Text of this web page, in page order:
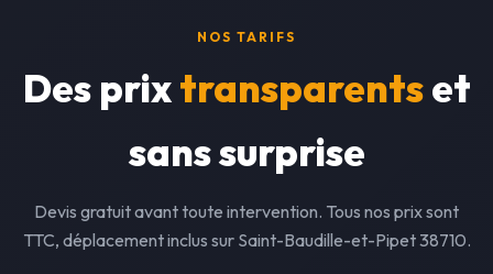
NOS TARIFS
Des prixtransparentset
sans surprise
Devis gratuit avant toute intervention. Tous nos prix sont
TTC, déplacement inclus sur Saint-Baudille-et-Pipet 38710.